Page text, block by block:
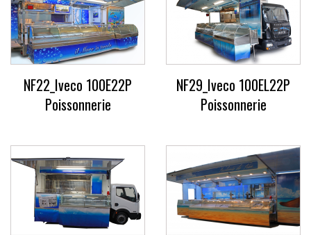
NF22_Iveco 100E22P
Poissonnerie
NF29_Iveco 100EL22P
Poissonnerie